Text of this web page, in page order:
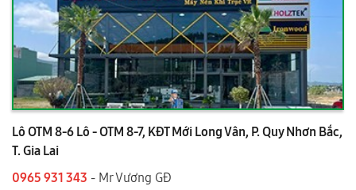
Lô OTM 8-6 Lô - OTM 8-7, KĐT Mới Long Vân, P. Quy Nhơn Bắc,
T. Gia Lai
0965 931 343 - Mr Vương GĐ